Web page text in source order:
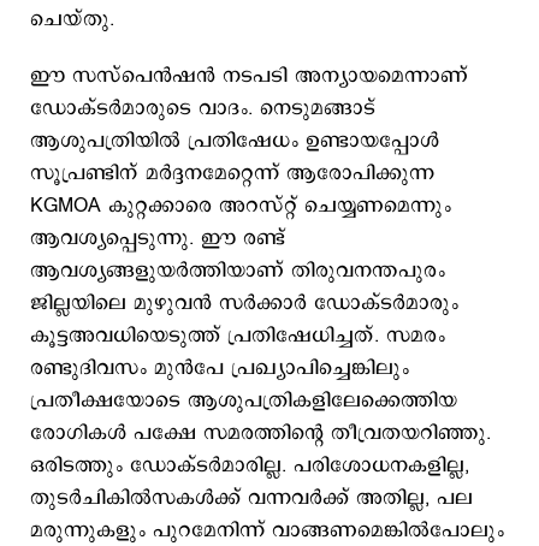
ചെയ്തു.
ഈ സസ്പെന്‍ഷന്‍ നടപടി അന്യായമെന്നാണ്
ഡോക്ടര്‍മാരുടെ വാദം. നെടുമങ്ങാട്
ആശുപത്രിയിൽ പ്രതിഷേധം ഉണ്ടായപ്പോൾ
സൂപ്രണ്ടിന് മർദ്ദനമേറ്റെന്ന് ആരോപിക്കുന്ന
KGMOA കുറ്റക്കാരെ അറസ്റ്റ് ചെയ്യണമെന്നും
ആവശ്യപ്പെടുന്നു. ഈ രണ്ട്
ആവശ്യങ്ങളുയര്‍‌ത്തിയാണ് തിരുവനന്തപുരം
ജില്ലയിലെ മുഴുവന്‍ സര്‍ക്കാര്‍ ഡോക്ടര്‍മാരും
കൂട്ടഅവധിയെടുത്ത് പ്രതിഷേധിച്ചത്. സമരം
രണ്ടുദിവസം മുന്‍പേ പ്രഖ്യാപിച്ചെങ്കിലും
പ്രതീക്ഷയോടെ ആശുപത്രികളിലേക്കെത്തിയ
രോഗികള്‍ പക്ഷേ സമരത്തിന്‍റെ തീവ്രതയറിഞ്ഞു.
ഒരിടത്തും ഡോക്ടര്‍മാരില്ല. പരിശോധനകളില്ല,
തുടര്‍ചികില്‍സകള്‍ക്ക് വന്നവര്‍ക്ക് അതില്ല, പല
മരുന്നുകളും പുറമേനിന്ന് വാങ്ങണമെങ്കില്‍പോലും